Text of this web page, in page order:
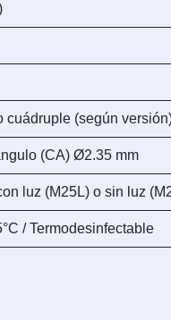
cuádruple (según
(CA) Ø2.35 mm
luz (M25L) o sin luz
/ Termodesinfectable